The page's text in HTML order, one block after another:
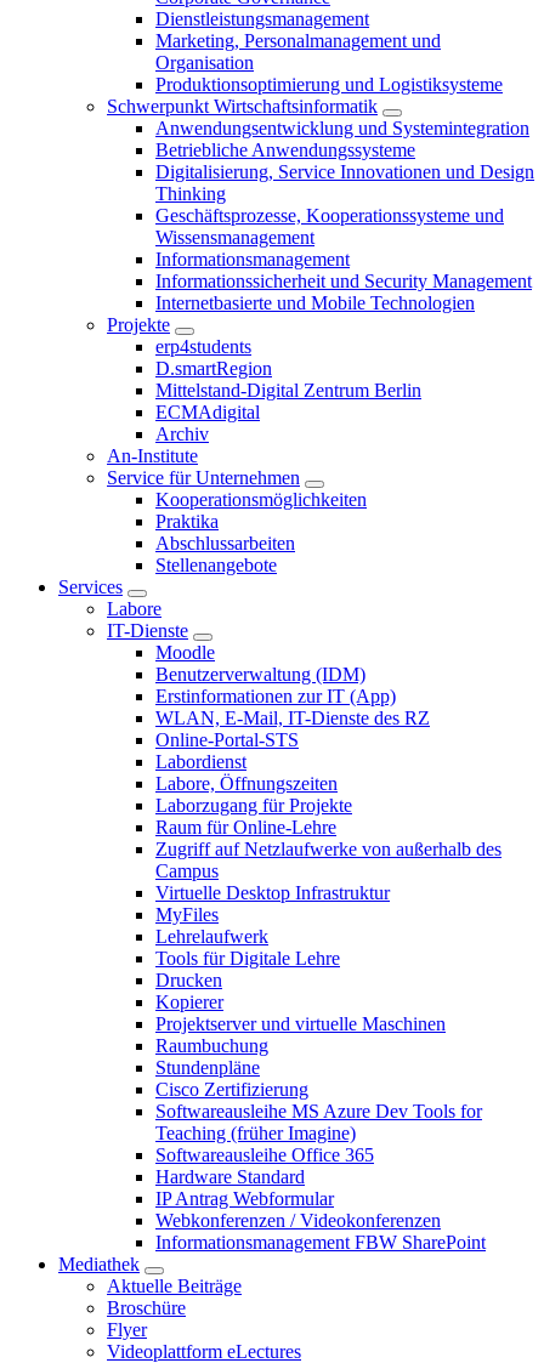
Dienstleistungsmanagement
Marketing, Personalmanagement und
Organisation
Produktionsoptimierung und Logistiksysteme
Schwerpunkt Wirtschaftsinformatik
Anwendungsentwicklung und Systemintegration
Betriebliche Anwendungssysteme
Digitalisierung, Service Innovationen und Design
Thinking
Geschäftsprozesse, Kooperationssysteme und
Wissensmanagement
Informationsmanagement
Informationssicherheit und Security Management
Internetbasierte und Mobile Technologien
Projekte
erp4students
D.smartRegion
Mittelstand-Digital Zentrum Berlin
ECMAdigital
Archiv
An-Institute
Service für Unternehmen
Kooperationsmöglichkeiten
Praktika
Abschlussarbeiten
Stellenangebote
Services
Labore
IT-Dienste
Moodle
Benutzerverwaltung (IDM)
Erstinformationen zur IT (App)
WLAN, E-Mail, IT-Dienste des RZ
Online-Portal-STS
Labordienst
Labore, Öffnungszeiten
Laborzugang für Projekte
Raum für Online-Lehre
Zugriff auf Netzlaufwerke von außerhalb des
Campus
Virtuelle Desktop Infrastruktur
MyFiles
Lehrelaufwerk
Tools für Digitale Lehre
Drucken
Kopierer
Projektserver und virtuelle Maschinen
Raumbuchung
Stundenpläne
Cisco Zertifizierung
Softwareausleihe MS Azure Dev Tools for
Teaching (früher Imagine)
Softwareausleihe Office 365
Hardware Standard
IP Antrag Webformular
Webkonferenzen / Videokonferenzen
Informationsmanagement FBW SharePoint
Mediathek
Aktuelle Beiträge
Broschüre
Flyer
Videoplattform eLectures